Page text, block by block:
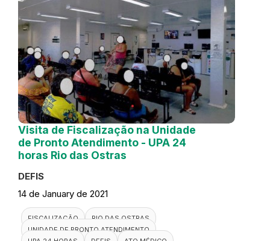
Visita de Fiscalização na Unidade
de Pronto Atendimento - UPA 24
horas Rio das Ostras
DEFIS
14 de January de 2021
FISCALIZAÇÃO
RIO DAS OSTRAS
UNIDADE DE PRONTO ATENDIMENTO